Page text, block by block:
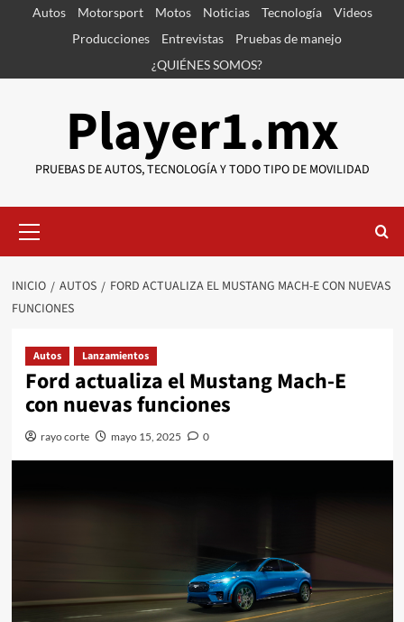
SaltarAutos Motorsport Motos Noticias Tecnología
Videos
Producciones
Entrevistas
Pruebas de manejo
¿QUIÉNES SOMOS?
Player1.mx
PRUEBAS DE AUTOS, TECNOLOGÍA Y TODO TIPO DE MOVILIDAD
primario
INICIO AUTOS
FORD ACTUALIZA EL MUSTANG MACH-E CON NUEVAS
FUNCIONES
Autos Lanzamientos
Ford actualiza el Mustang Mach-E
con nuevas funciones
rayo corte mayo 15, 2025 0